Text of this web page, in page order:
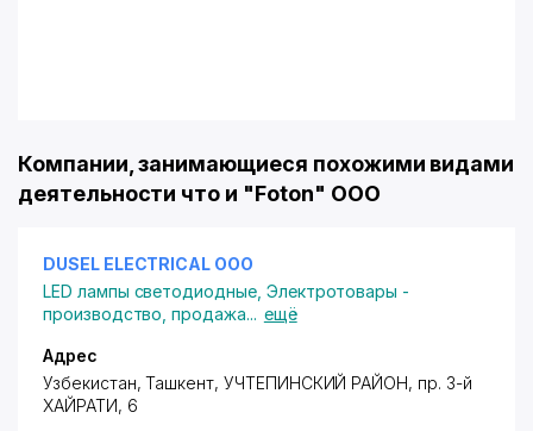
Компании, занимающиеся похожими видами
деятельности что и "Foton" ООО
DUSEL ELECTRICAL ООО
LED лампы светодиодные, Электротовары -
производство, продажа... ещё
Адрес
Узбекистан, Ташкент, УЧТЕПИНСКИЙ РАЙОН, пр. 3-й
ХАЙРАТИ, 6